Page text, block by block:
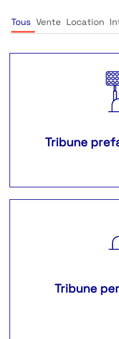
Tous Vente Location
Tribune
Tribune